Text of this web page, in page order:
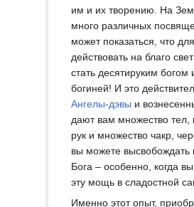
им и их творению. На
много различных
может показаться, что
действовать на благо
стать десятируким богом
богиней! И это
Ангелы-дэвы и
дают вам множество тел,
рук и множество чакр,
вы можете
Бога – особенно, когда
эту мощь в сладостной
Именно этот опыт,